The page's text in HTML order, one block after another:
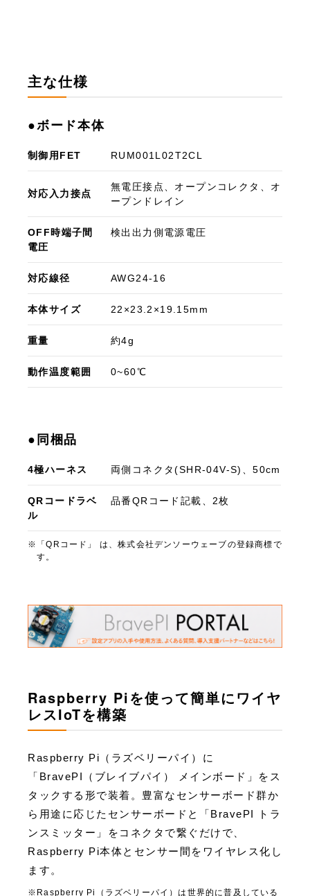
主な仕様
●ボード本体
制御用FET RUM001L02T2CL
対応入力接点
無電圧接点、オープンコレクタ、オ
ープンドレイン
OFF時端子間
電圧
検出出力側電源電圧
対応線径 AWG24-16
本体サイズ 22×23.2×19.15mm
重量 約4g
動作温度範囲 0~60℃
●同梱品
4極ハーネス 両側コネクタ(SHR-04V-S)、50cm
QRコードラベ
ル
品番QRコード記載、2枚
「QRコード」 は、株式会社デンソーウェーブの登録商標で
す。
Raspberry Piを使って簡単にワイヤ
レスIoTを構築
Raspberry Pi（ラズベリーパイ）に
「BravePI（ブレイブパイ） メインボード」をス
タックする形で装着。豊富なセンサーボード群か
ら用途に応じたセンサーボードと「BravePI トラ
ンスミッター」をコネクタで繋ぐだけで、
Raspberry Pi本体とセンサー間をワイヤレス化し
ます。
Raspberry Pi（ラズベリーパイ）は世界的に普及している